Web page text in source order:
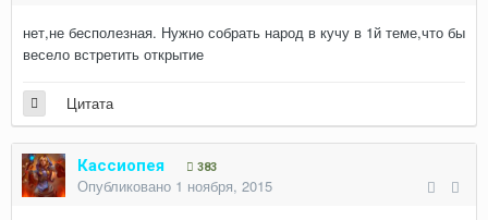
нет,не бесполезная. Нужно собрать народ в кучу в 1й теме,что бы
весело встретить открытие
Цитата
Кассиопея 383
Опубликовано 1 ноября, 2015